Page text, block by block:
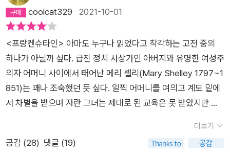
그들을 관찰한 결과 괴물은 인간의 언어도 배우고, 감정도 터득하
고, 문화도 습득했다. 그러나 인간에겐 선함도 있으면서 동시에
고 조국에서 추방당한 것이었다. 똑같은 인간인데 누구는 아름답
고 누구는 추한 게 이해되지 않았다. 더 난해한 것은 착한 사람
도 순식간에 돌변하는 인간성의 모순됨이었다. 순수한 심성의 그
가족들은 괴물의 겉만 보고 악마라 판단했다. 괴물은 계속해서 인
간에게 다가갔으나 그 내민 손을 뿌리친 건 인간이었다. 우리도
타인을 외모로 판단하지는 않았나 돌아보고 반성해야 한다. 친절
을 베풀고도 욕먹은 괴물에게 분노와 복수심이 생겨남을 보면 모
찍해 보일 뿐이었다.] -p71~72 예상과 달리 괴물처럼 생긴 것
을 창조한 프랑켄슈타인은 충격을 받고 그 자리에서 바로 줄행랑
을 친다. 그에게 남은 건 후회와 회한, 괴물에 대한 저주뿐이었다.
창조자로서의 사랑과 책임은 끝까지 존재하지 않았다. 메리 셸
리가 19세에 쓴 놀라운 소설, <프랑켄슈타인>은 3명(월턴, 프랑
켄슈타인, 괴물)의 화자로 서술되지만, 이야기의 주된 내용은 프
랑켄슈타인과 괴물의 반목과 복수, 그에 따른 심리적인 변화의 자
극한 가족 간의 사랑과, 그에 반해 철저히 혼자 고립되고 공감 받
지 못한 괴물의 삶이 극명하게 대비된다. 사고하고 추론하는 동물
이야기를 풀어가는 형식처럼 보인다. 뭔가 다른 의미가 있는지도
모르겠지만....최근에 이 책에 대한 리뷰가 많이 올라와서 줄거리
켄슈타인˝ 박사는 자연철학과 연금술에 대해 묘한 흥미를 갖게
되고, 이후 인간의 신체 구조에 대한 연구를 통해 2.5미터 가량의
거대한 몸집의 생명체를 창조하게 된다. 하지만 그 끔찍한 외모
때문에 그는 그가 만든 생명체를 방치하고 도망가게 된다.이 생명
체는 자신을 창조한 주인에게 버림받고 이곳저곳을 떠돌아 다니
게 되며, 인간의 사랑을 갈구하게 된다. 하지만 그의 끔찍한 외모
때문에 그를 본 사람들은 그를 혐오하게 되고, 이 생명체는 결국
coolcat329 2021-10-01
<프랑켄슈타인> 아마도 누구나 읽었다고 착각하는 고전 중의
하나가 아닐까 싶다. 급진 정치 사상가인 아버지와 유명한 여성주
의자 어머니 사이에서 태어난 메리 셸리(Mary Shelley 1797~1
851)는 꽤나 조숙했던 듯 싶다. 일찍 어머니를 여의고 계모 밑에
서 차별을 받으며 자란 그녀는 제대로 된 교육은 못 받았지만 아
살에 아버지의 제자인 퍼시 셸리와 사랑에 빠져 프랑스로 도피,
이후 8년에 걸친 가난한 유랑 생활을 하게 된다. <프랑켄슈타인
더보기
공감 (28) 댓글 (19)